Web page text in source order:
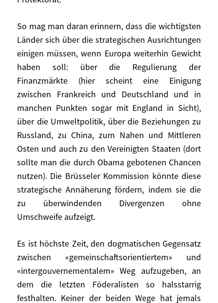
So mag man daran erinnern, dass die wichtigsten
Länder sich über die strategischen Ausrichtungen
einigen müssen, wenn Europa weiterhin Gewicht
haben soll: über die Regulierung der
Finanzmärkte (hier scheint eine Einigung
zwischen Frankreich und Deutschland und in
manchen Punkten sogar mit England in Sicht),
über die Umweltpolitik, über die Beziehungen zu
Russland, zu China, zum Nahen und Mittleren
Osten und auch zu den Vereinigten Staaten (dort
sollte man die durch Obama gebotenen Chancen
nutzen). Die Brüsseler Kommission könnte diese
strategische Annäherung fördern, indem sie die
zu überwindenden Divergenzen ohne
Umschweife aufzeigt.
Es ist höchste Zeit, den dogmatischen Gegensatz
zwischen «gemeinschaftsorientiertem» und
«intergouvernementalem» Weg aufzugeben, an
dem die letzten Föderalisten so halsstarrig
festhalten. Keiner der beiden Wege hat jemals
einer «Vertrautheit» basieren, wie dies bei
D’Estaing der Fall war. Und auf einem
gemeinsamen Willen.
Eine solche Vertrautheit war zu jener Zeit
wie auch zu Zeiten von Mitterrand und
Kohl (oder Dumas und Genscher) ebenso
wenig naturgegeben wie heute. Sie muss
jeden Tag aufs Neue hergestellt und
gefestigt werden, vor allem wenn sie
konkrete Ergebnisse zeitigen soll. Damit
die Synthese entsteht, bedarf es einer
echten, umfassenden Debatte zwischen
Ökonomen beider Länder, dann zwischen
Politikern und schließlich mit den übrigen
Europäern über Haushalte, Währung und
Fiskalpolitik.
Wir dürfen nicht vergessen, dass wir heute
das Ende der westlichen Monopolstellung
erleben und der multipolare Wettbewerb
sich verstärkt. Wir müssen daher Europa zu
einem dieser Pole machen – andernfalls